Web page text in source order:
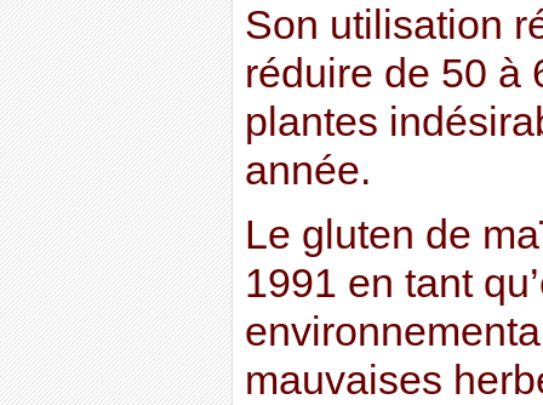
Son utilisation
réduire de 50 à
plantes
année.
Le gluten de
1991 en tant
mauvaises